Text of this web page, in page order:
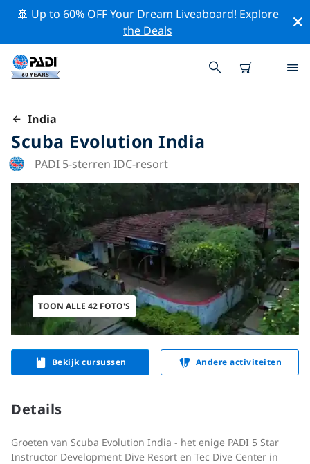
🚢 Up to 60% OFF Your Dream Liveaboard! Explore
the Deals
India
Scuba Evolution India
PADI 5-sterren IDC-resort
TOON ALLE 42 FOTO'S
Bekijk cursussen Andere activiteiten
Details
Groeten van Scuba Evolution India - het enige PADI 5 Star
Instructor Development Dive Resort en Tec Dive Center in